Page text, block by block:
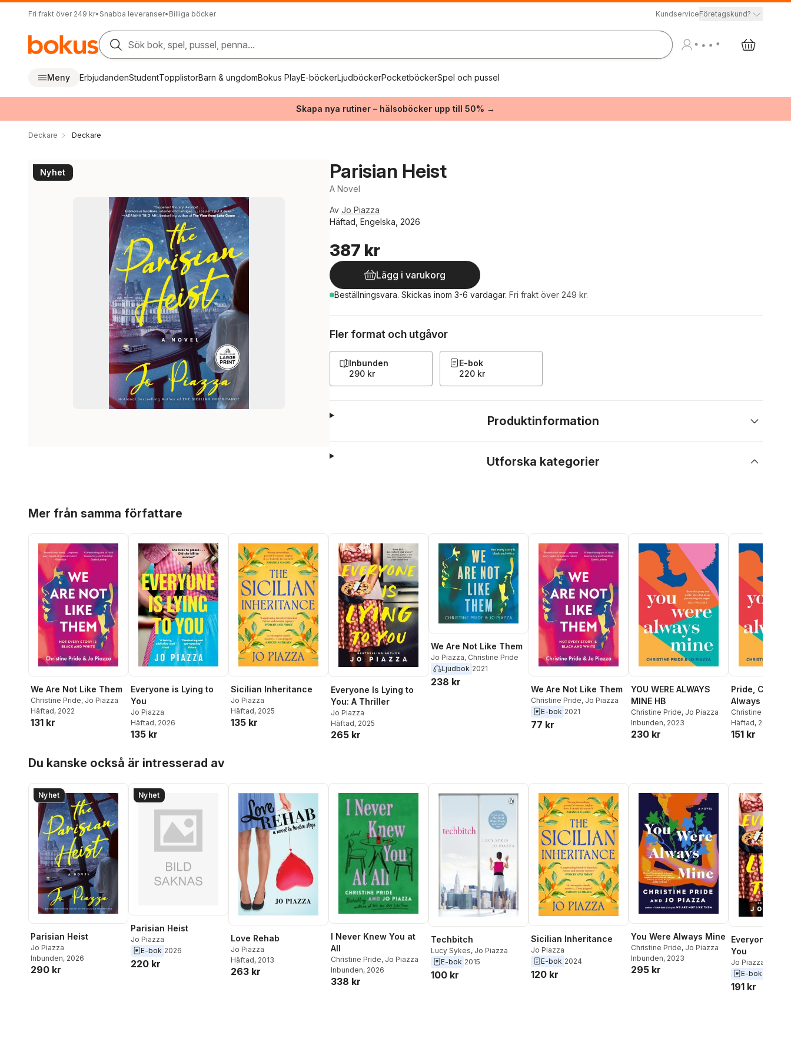
Fri frakt över 249 kr• Snabba leveranser• Billiga böcker KundserviceFöretagskund?
Sök bok, spel, pussel, penna...
Meny ErbjudandenStudentTopplistorBarn & ungdomBokus PlayE-böckerLjudböckerPocketböckerSpel och pussel
Skapa nya rutiner – hälsoböcker upp till 50% →
Deckare Deckare
Nyhet Parisian Heist
A Novel
Av Jo Piazza
Häftad, Engelska, 2026
387 kr
Lägg i varukorg
Beställningsvara. Skickas inom 3-6 vardagar. Fri frakt över 249 kr.
Fler format och utgåvor
Inbunden
290 kr
E-bok
220 kr
Produktinformation
Utforska kategorier
Mer från samma författare
We Are Not Like Them
Christine Pride, Jo Piazza
Häftad, 2022
131 kr
Everyone is Lying to
You
Jo Piazza
Häftad, 2026
135 kr
Sicilian Inheritance
Jo Piazza
Häftad, 2025
135 kr
Everyone Is Lying to
You: A Thriller
Jo Piazza
Häftad, 2025
265 kr
We Are Not Like Them
Jo Piazza, Christine Pride
Ljudbok 2021
238 kr
We Are Not Like Them
Christine Pride, Jo Piazza
E-bok 2021
77 kr
YOU WERE ALWAYS
MINE HB
Christine Pride, Jo Piazza
Inbunden, 2023
230 kr
Pride, C: You
Always Mine
Christine Pride
Häftad, 2023
151 kr
Du kanske också är intresserad av
Nyhet
Parisian Heist
Jo Piazza
Inbunden, 2026
290 kr
Nyhet
Parisian Heist
Jo Piazza
E-bok 2026
220 kr
Love Rehab
Jo Piazza
Häftad, 2013
263 kr
I Never Knew You at
All
Christine Pride, Jo Piazza
Inbunden, 2026
338 kr
Techbitch
Lucy Sykes, Jo Piazza
E-bok 2015
100 kr
Sicilian Inheritance
Jo Piazza
E-bok 2024
120 kr
You Were Always Mine
Christine Pride, Jo Piazza
Inbunden, 2023
295 kr
Everyone Is
You
Jo Piazza
E-bok
191 kr